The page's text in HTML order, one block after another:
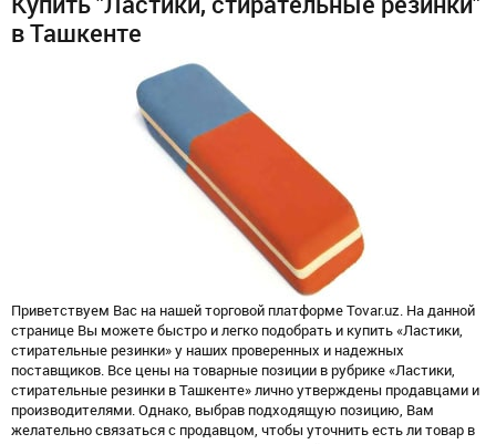
в Ташкенте
Приветствуем Вас на нашей торговой платформе Tovar.uz. На данной
странице Вы можете быстро и легко подобрать и купить «Ластики,
стирательные резинки» у наших проверенных и надежных
поставщиков. Все цены на товарные позиции в рубрике «Ластики,
стирательные резинки в Ташкенте» лично утверждены продавцами и
производителями. Однако, выбрав подходящую позицию, Вам
желательно связаться с продавцом, чтобы уточнить есть ли товар в